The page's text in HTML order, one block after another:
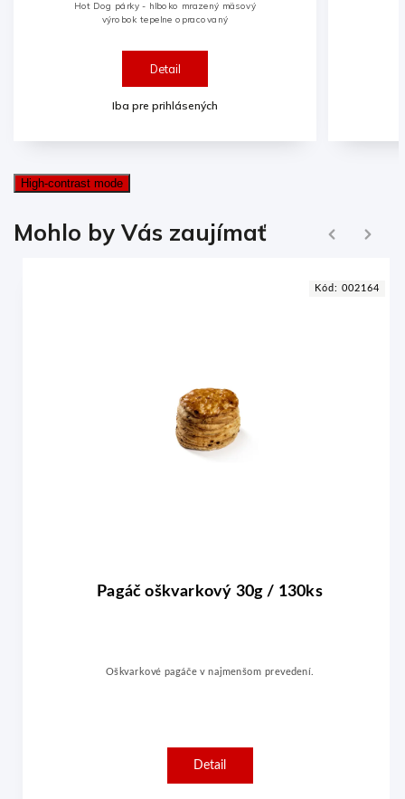
Iba pre prihlásených
Detail
Hot-dogové pečivo s dierou
High-contrast mode
Mohlo by Vás zaujímať
Pagáč oškvarkový 30g / 130ks
Detail
Oškvarkové pagáče v najmenšom prevedení.
Kód: 002164